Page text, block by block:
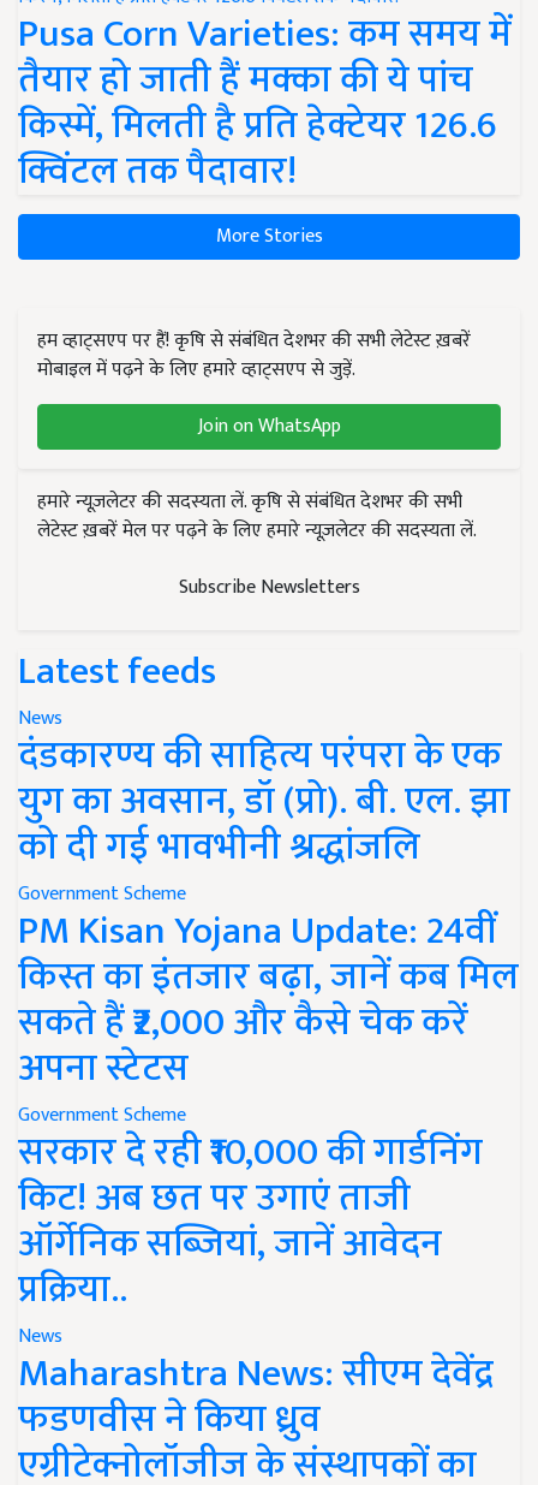
Pusa Corn Varieties: कम समय में
तैयार हो जाती हैं मक्का की ये पांच
किस्में, मिलती है प्रति हेक्टेयर 126.6
क्विंटल तक पैदावार!
More Stories
हम व्हाट्सएप पर हैं! कृषि से संबंधित देशभर की सभी लेटेस्ट ख़बरें
मोबाइल में पढ़ने के लिए हमारे व्हाट्सएप से जुड़ें.
Join on WhatsApp
हमारे न्यूज़लेटर की सदस्यता लें. कृषि से संबंधित देशभर की सभी
लेटेस्ट ख़बरें मेल पर पढ़ने के लिए हमारे न्यूज़लेटर की सदस्यता लें.
Subscribe Newsletters
Latest feeds
News
दंडकारण्य की साहित्य परंपरा के एक
युग का अवसान, डॉ (प्रो). बी. एल. झा
को दी गई भावभीनी श्रद्धांजलि
Government Scheme
PM Kisan Yojana Update: 24वीं
किस्त का इंतजार बढ़ा, जानें कब मिल
सकते हैं ₹2,000 और कैसे चेक करें
अपना स्टेटस
Government Scheme
सरकार दे रही ₹10,000 की गार्डनिंग
किट! अब छत पर उगाएं ताजी
ऑर्गेनिक सब्जियां, जानें आवेदन
प्रक्रिया..
News
Maharashtra News: सीएम देवेंद्र
फडणवीस ने किया ध्रुव
एग्रीटेक्नोलॉजीज के संस्थापकों का